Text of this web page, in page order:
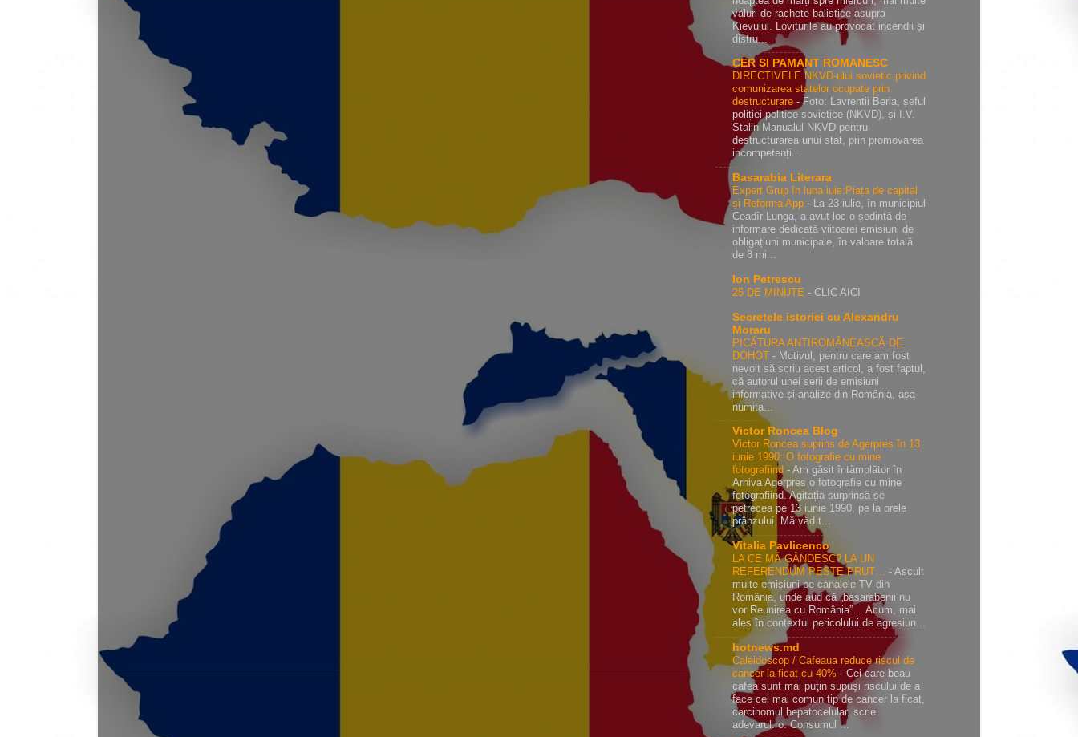
valuri de rachete balistice asupra
Kievului. Loviturile au provocat incendii și
distru...
CER SI PAMANT ROMANESC
DIRECTIVELE NKVD-ului sovietic privind
comunizarea statelor ocupate prin
destructurare -Foto: Lavrentii Beria, șeful
poliției politice sovietice (NKVD), și I.V.
Stalin Manualul NKVD pentru
destructurarea unui stat, prin promovarea
incompetenți...
Basarabia Literara
Expert Grup în luna iuie:Piața de capital
și Reforma App - La 23 iulie, în municipiul
Ceadîr-Lunga, a avut loc o ședință de
informare dedicată viitoarei emisiuni de
obligațiuni municipale, în valoare totală
de 8 mi...
Ion Petrescu
25 DE MINUTE - CLIC AICI
Secretele istoriei cu Alexandru
Moraru
PICĂTURA ANTIROMÂNEASCĂ DE
DOHOT - Motivul, pentru care am fost
nevoit să scriu acest articol, a fost faptul,
că autorul unei serii de emisiuni
informative și analize din România, așa
numita...
Victor Roncea Blog
Victor Roncea suprins de Agerpres în 13
iunie 1990: O fotografie cu mine
fotografiind - Am găsit întâmplător în
Arhiva Agerpres o fotografie cu mine
fotografiind. Agitația surprinsă se
petrecea pe 13 iunie 1990, pe la orele
prânzului. Mă văd t...
Vitalia Pavlicenco
LA CE MĂ GÂNDESC? LA UN
REFERENDUM PESTE PRUT… - Ascult
multe emisiuni pe canalele TV din
România, unde aud că „basarabenii nu
vor Reunirea cu România”… Acum, mai
ales în contextul pericolului de agresiun...
hotnews.md
Caleidoscop / Cafeaua reduce riscul de
cancer la ficat cu 40% - Cei care beau
cafea sunt mai puţin supuşi riscului de a
face cel mai comun tip de cancer la ficat,
carcinomul hepatocelular, scrie
adevarul.ro. Consumul ...